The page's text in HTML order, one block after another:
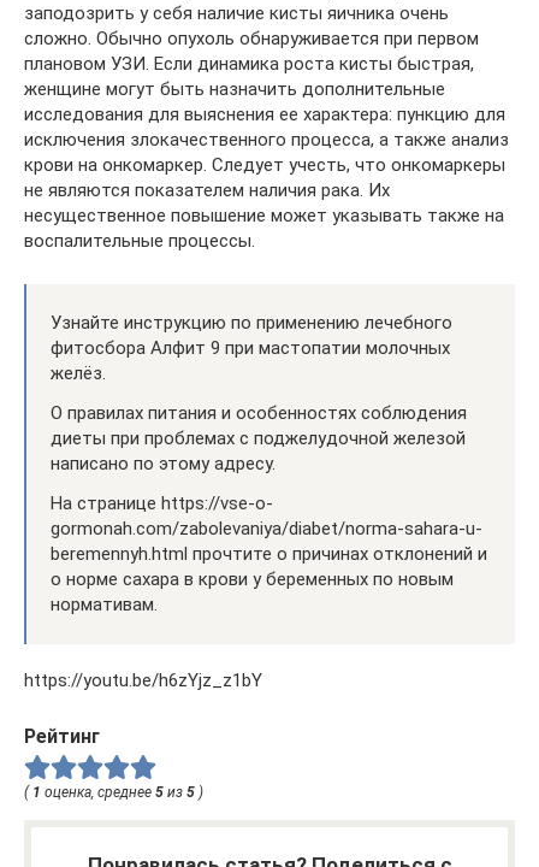
заподозрить у себя наличие кисты яичника очень
сложно. Обычно опухоль обнаруживается при первом
плановом УЗИ. Если динамика роста кисты быстрая,
женщине могут быть назначить дополнительные
исследования для выяснения ее характера: пункцию для
исключения злокачественного процесса, а также анализ
крови на онкомаркер. Следует учесть, что онкомаркеры
не являются показателем наличия рака. Их
несущественное повышение может указывать также на
воспалительные процессы.
Узнайте инструкцию по применению лечебного
фитосбора Алфит 9 при мастопатии молочных
желёз.
О правилах питания и особенностях соблюдения
диеты при проблемах с поджелудочной железой
написано по этому адресу.
На странице https://vse-o-
gormonah.com/zabolevaniya/diabet/norma-sahara-u-
beremennyh.html прочтите о причинах отклонений и
о норме сахара в крови у беременных по новым
нормативам.
https://youtu.be/h6zYjz_z1bY
Рейтинг
( 1 оценка, среднее 5 из 5 )